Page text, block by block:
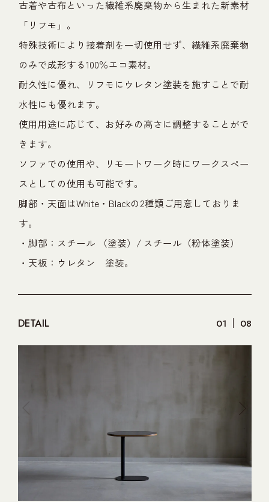
古着や古布といった繊維系廃棄物から生まれた新素材
「リフモ」。
特殊技術により接着剤を一切使用せず、繊維系廃棄物
のみで成形する100％エコ素材。
耐久性に優れ、リフモにウレタン塗装を施すことで耐
水性にも優れます。
使用用途に応じて、お好みの高さに調整することがで
きます。
ソファでの使用や、リモートワーク時にワークスペー
スとしての使用も可能です。
脚部・天面はWhite・Blackの2種類ご用意しておりま
す。
・脚部：スチール （塗装）/ スチール（粉体塗装）
・天板：ウレタン 塗装。
DETAIL 01 08